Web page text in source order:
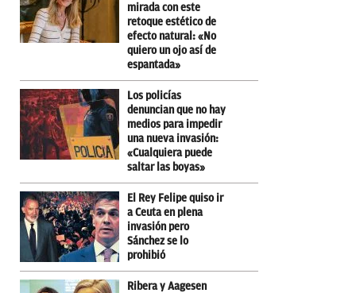
mirada con este
retoque estético de
efecto natural: «No
quiero un ojo así de
espantada»
Los policías
denuncian que no hay
medios para impedir
una nueva invasión:
«Cualquiera puede
saltar las boyas»
El Rey Felipe quiso ir
a Ceuta en plena
invasión pero
Sánchez se lo
prohibió
Ribera y Aagesen